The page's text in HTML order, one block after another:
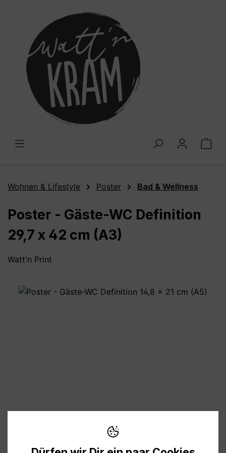
Wohnen & Lifestyle Poster Bad & Wellness
Poster - Gäste-WC Definition
29,7 x 42 cm (A3)
Watt'n Print
Bildergalerie überspringen
Preise inkl. MwSt. zzgl. Versandkosten